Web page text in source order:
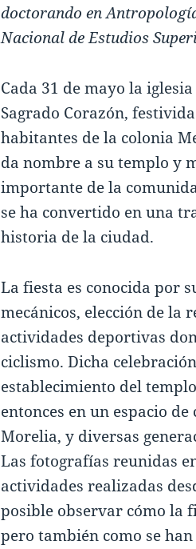
doctorando en
Nacional de Estudios
Cada 31 de mayo la
Sagrado Corazón,
habitantes de la colonia
da nombre a su templo y
importante de la
se ha convertido en una
historia de la ciudad.
La fiesta es conocida por
mecánicos, elección de la
actividades deportivas
ciclismo. Dicha
establecimiento del
entonces en un espacio
Morelia, y diversas
Las fotografías reunidas
actividades realizadas
posible observar cómo la
pero también como se